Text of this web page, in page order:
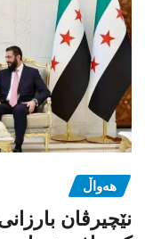
هەواڵ
نێچیرڤان